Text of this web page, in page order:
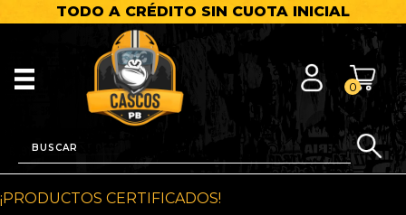
TODO A CRÉDITO SIN CUOTA INICIAL
0
¡PRODUCTOS CERTIFICADOS!